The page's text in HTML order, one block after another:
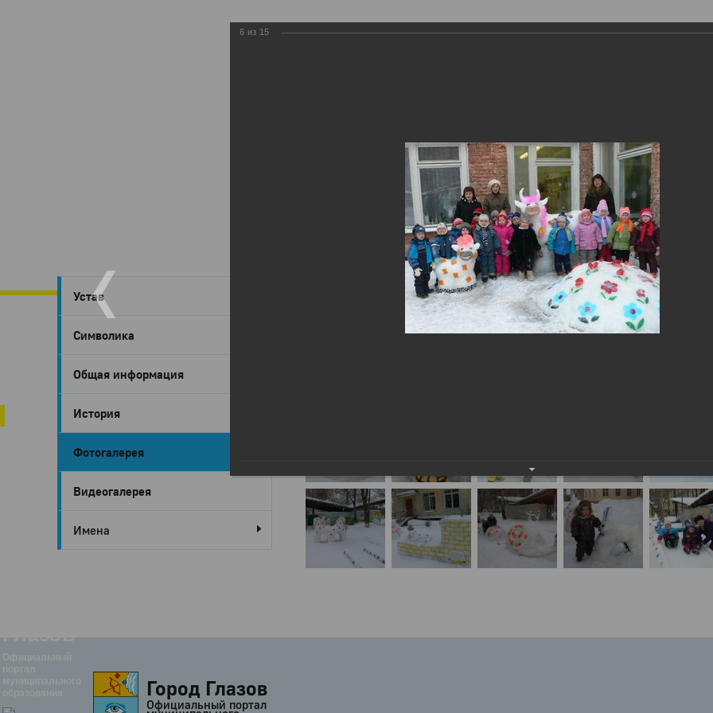
Глазов
Официальный
портал
муниципального
образования
Город Глазов
Устав
Символика
Общая информация
История
Фотогалерея
Видеогалерея
Имена
Фотогалерея › 2009 › Зимняя сказка в детских садах
Зимняя сказка в детских садах (январь
Город Глазов
Официальный портал
6 из 15